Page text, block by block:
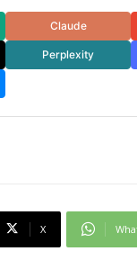
Claude
Perplexity
X